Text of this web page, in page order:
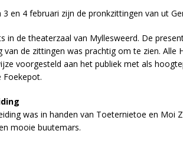
3 en 4 februari zijn de pronkzittingen van ut
in de theaterzaal van Myllesweerd. De
van de zittingen was prachtig om te zien. Alle
voorgesteld aan het publiek met als
Foekepot.
was in handen van Toeternietoe en Moi
mooie buutemars.